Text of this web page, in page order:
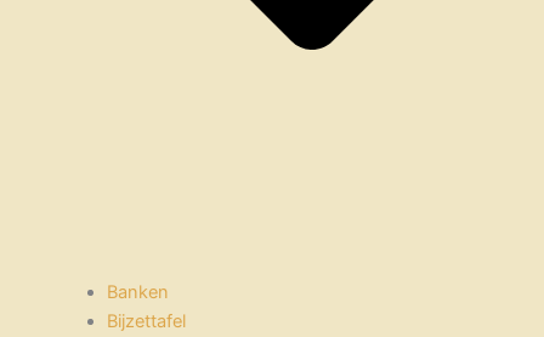
Banken
Bijzettafel